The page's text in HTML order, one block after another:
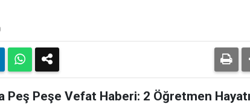
Peş Peşe Vefat Haberi: 2 Öğretmen